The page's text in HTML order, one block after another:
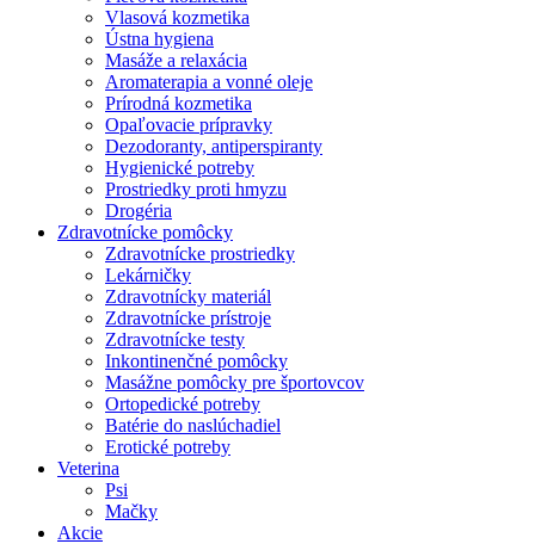
Vlasová kozmetika
Ústna hygiena
Masáže a relaxácia
Aromaterapia a vonné oleje
Prírodná kozmetika
Opaľovacie prípravky
Dezodoranty, antiperspiranty
Hygienické potreby
Prostriedky proti hmyzu
Drogéria
Zdravotnícke pomôcky
Zdravotnícke prostriedky
Lekárničky
Zdravotnícky materiál
Zdravotnícke prístroje
Zdravotnícke testy
Inkontinenčné pomôcky
Masážne pomôcky pre športovcov
Ortopedické potreby
Batérie do naslúchadiel
Erotické potreby
Veterina
Psi
Mačky
Akcie